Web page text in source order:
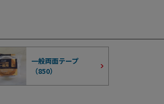
一般両面テープ
（850）